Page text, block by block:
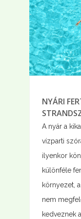
NYÁRI
A nyár a
vízparti
ilyenkor
különféle
környezet,
nem
kedveznek